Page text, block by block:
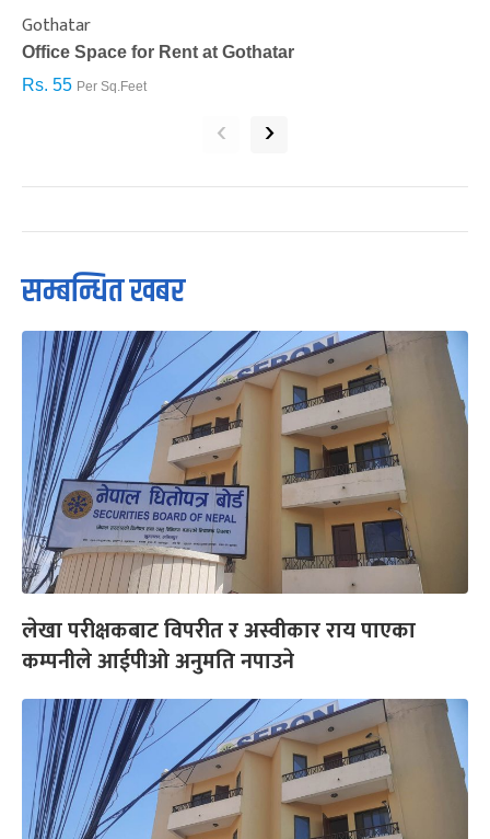
Gothatar
Office Space for Rent at Gothatar
Rs. 55 Per Sq.Feet
‹ ›
सम्बन्धित खबर
लेखा परीक्षकबाट विपरीत र अस्वीकार राय पाएका
कम्पनीले आईपीओ अनुमति नपाउने